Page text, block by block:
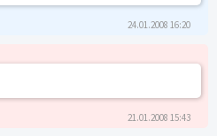
24.01.2008 16:20
21.01.2008 15:43